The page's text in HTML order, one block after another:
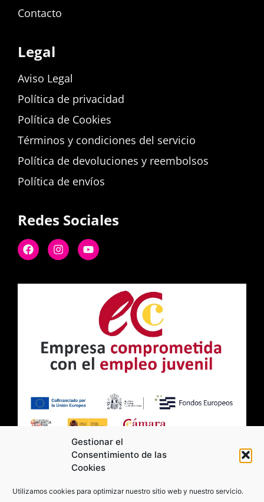
Gestionar el
Consentimiento de las
Cookies
Utilizamos cookies para optimizar nuestro sitio web y nuestro servicio.
Contacto
Legal
Aviso Legal
Política de privacidad
Política de Cookies
Términos y condiciones del servicio
Política de devoluciones y reembolsos
Política de envíos
Redes Sociales
2026 Moviltick technologies. Todos los